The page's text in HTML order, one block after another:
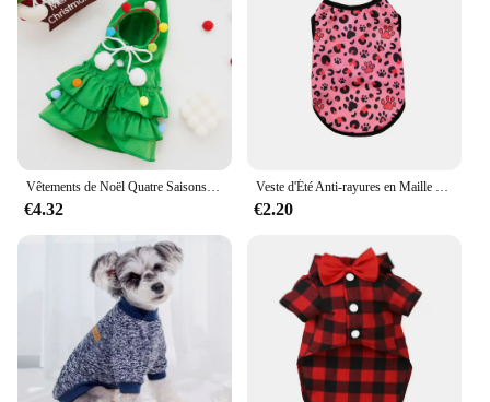
hunting attire, while the contemporary cut and
design cater to the demands of today's hunters. The
pants are suitable for a range of body types,
ensuring a comfortable fit for all. With a focus on
quality and performance, these hunting pants are an
excellent choice for both seasoned hunters and
those looking to upgrade their gear.
€4.32 €2.20